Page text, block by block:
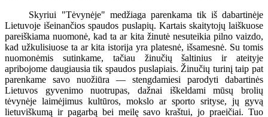
Skyriui "Tėvynėje" medžiaga parenkama tik iš dabartinėje
Lietuvoje išeinančios spaudos puslapių. Kartais skaitytojų laiškuose
pareiškiama nuomonė, kad ta ar kita žinutė nesuteikia pilno vaizdo,
kad užkulisiuose ta ar kita istorija yra platesnė, išsamesnė. Su tomis
nuomonėmis sutinkame, tačiau žinučių šaltinius ir ateityje
apribojome daugiausia tik spaudos puslapiais. Žinučių turinį taip pat
parenkame savo nuožiūra — stengdamiesi parodyti dabartinės
Lietuvos gyvenimo nuotrupas, dažnai iškeldami mūsų brolių
tėvynėje laimėjimus kultūros, mokslo ar sporto srityse, jų gyvą
lietuviškumą ir pagarbą bei meilę savo kraštui, jo praeičiai. Tuo